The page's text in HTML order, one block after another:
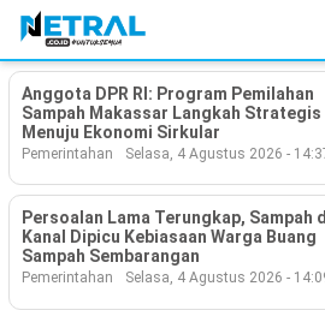
News
Nasional
Pemerintahan
Politik
Anggota DPR RI: Program Pemilahan
Sampah Makassar Langkah Strategis
Menuju Ekonomi Sirkular
Pemerintahan Selasa, 4 Agustus 2026 -
Persoalan Lama Terungkap, Sampah
Kanal Dipicu Kebiasaan Warga Buang
Sampah Sembarangan
Pemerintahan Selasa, 4 Agustus 2026 -